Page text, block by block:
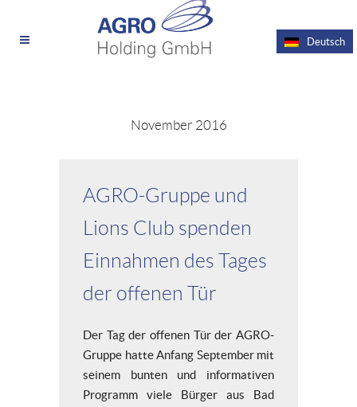
Deutsch
November 2016
AGRO-Gruppe und
Lions Club spenden
Einnahmen des Tages
der offenen Tür
Der Tag der offenen Tür der AGRO-
Gruppe hatte Anfang September mit
seinem bunten und informativen
Programm viele Bürger aus Bad